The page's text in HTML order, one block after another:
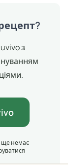
з
ще немає